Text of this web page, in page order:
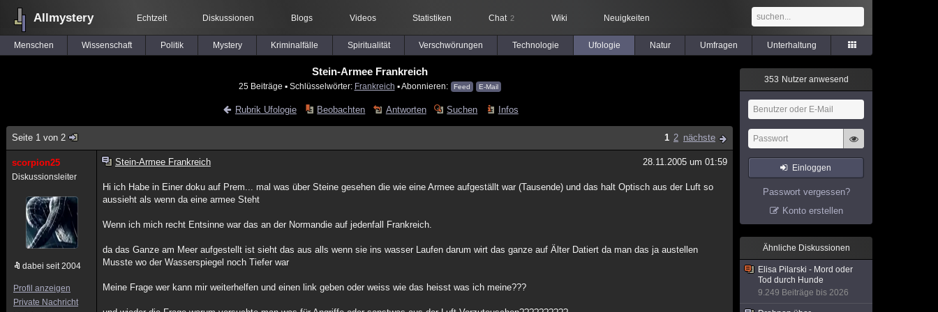
Allmystery Echtzeit Diskussionen Blogs Videos Statistiken Chat 2 Wiki Neuigkeiten
Menschen Wissenschaft Politik Mystery Kriminalfälle Spiritualität Verschwörungen Technologie Ufologie Natur Umfragen Unterhaltung
Stein-Armee Frankreich
25 Beiträge ▪ Schlüsselwörter: Frankreich ▪ Abonnieren: Feed E-Mail
Rubrik Ufologie Beobachten Antworten Suchen Infos
Seite 1 von 2 1 2 nächste
scorpion25
Diskussionsleiter
dabei seit 2004
Profil anzeigen
Private Nachricht
Stein-Armee Frankreich 28.11.2005 um 01:59
Hi ich Habe in Einer doku auf Prem... mal was über Steine gesehen die wie eine Armee aufgeställt war (Tausende) und das halt Optisch aus der Luft so
aussieht als wenn da eine armee Steht
Wenn ich mich recht Entsinne war das an der Normandie auf jedenfall Frankreich.
da das Ganze am Meer aufgestellt ist sieht das aus alls wenn sie ins wasser Laufen darum wirt das ganze auf Älter Datiert da man das ja austellen
Musste wo der Wasserspiegel noch Tiefer war
Meine Frage wer kann mir weiterhelfen und einen link geben oder weiss wie das heisst was ich meine???
353 Nutzer anwesend
Einloggen
Passwort vergessen?
Konto erstellen
Ähnliche Diskussionen
Elisa Pilarski - Mord oder
Tod durch Hunde
9.249 Beiträge bis 2026